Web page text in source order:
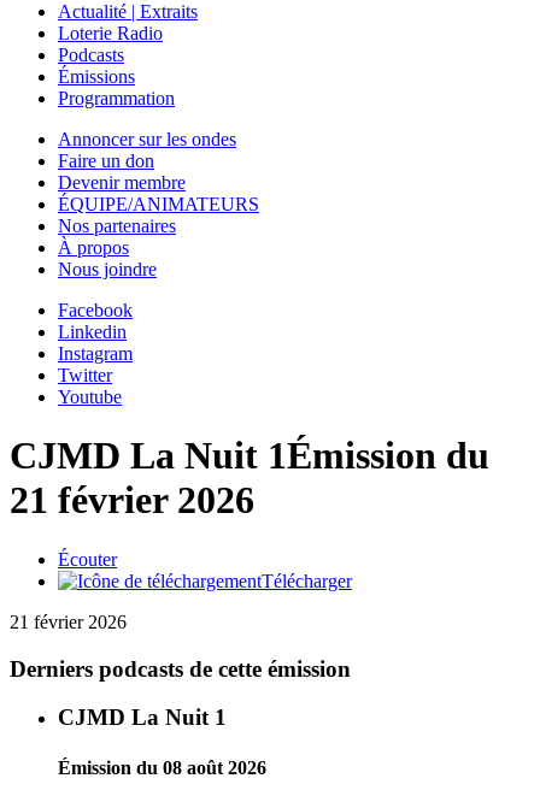
Actualité | Extraits
Loterie Radio
Podcasts
Émissions
Programmation
Annoncer sur les ondes
Faire un don
Devenir membre
ÉQUIPE/ANIMATEURS
Nos partenaires
À propos
Nous joindre
Facebook
Linkedin
Instagram
Twitter
Youtube
CJMD La Nuit 1Émission du
21 février 2026
Écouter
Télécharger
21 février 2026
Derniers podcasts de cette émission
CJMD La Nuit 1
Émission du 08 août 2026